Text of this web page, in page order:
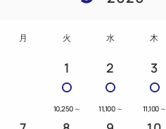
月 火 水 木
1
10,250 ～
2
11,100 ～
3
11,100 ～